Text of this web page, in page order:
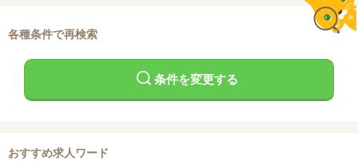
各種条件で再検索
条件を変更する
おすすめ求人ワード